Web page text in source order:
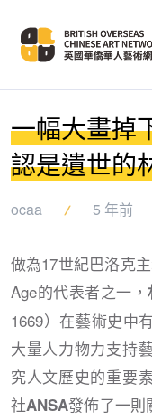
一幅大畫掉
認是遺世的
ocaa 5 年前
做為17世紀巴洛克
Age的代表者之一，
1669）在藝術史中
大量人力物力支持
究人文歷史的重要
社ANSA發佈了一則